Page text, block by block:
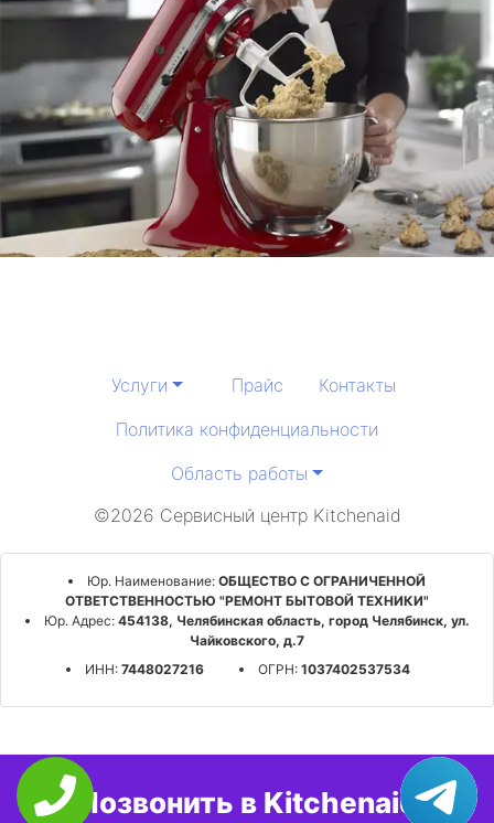
Услуги Прайс
Контакты
Политика конфиденциальности
Область работы
©2026 Сервисный центр Kitchenaid
Юр. Наименование: ОБЩЕСТВО С ОГРАНИЧЕННОЙ
ОТВЕТСТВЕННОСТЬЮ "РЕМОНТ БЫТОВОЙ ТЕХНИКИ"
Юр. Адрес:454138, Челябинская область, город Челябинск, ул.
Чайковского, д.7
ИНН: 7448027216 ОГРН: 1037402537534
Позвонить в Kitchenaid